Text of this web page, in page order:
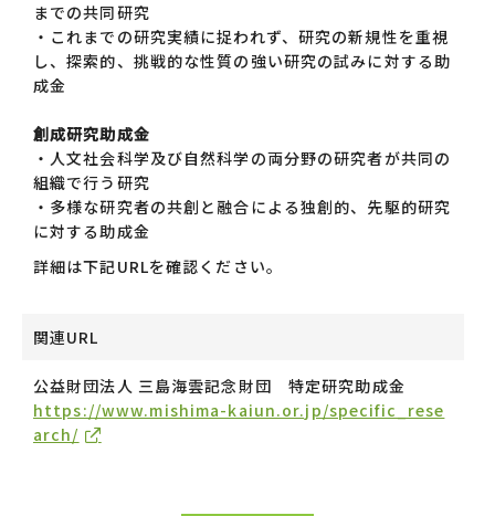
までの共同研究
・これまでの研究実績に捉われず、研究の新規性を重視
し、探索的、挑戦的な性質の強い研究の試みに対する助
成金
創成研究助成金
・人文社会科学及び自然科学の両分野の研究者が共同の
組織で行う研究
・多様な研究者の共創と融合による独創的、先駆的研究
に対する助成金
詳細は下記URLを確認ください。
関連URL
公益財団法人 三島海雲記念財団 特定研究助成金
https://www.mishima-kaiun.or.jp/specific_rese
arch/